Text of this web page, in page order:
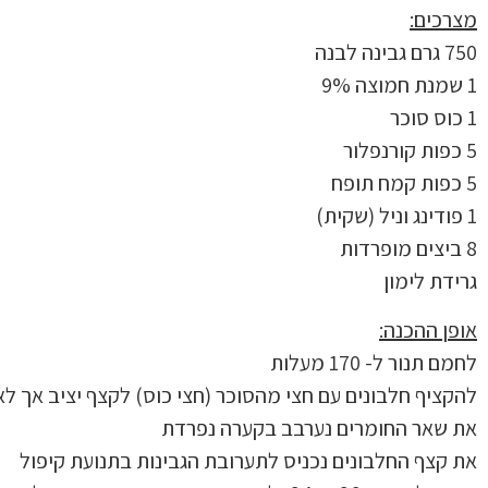
מצרכים:
750 גרם גבינה לבנה
1 שמנת חמוצה 9%
1 כוס סוכר
5 כפות קורנפלור
5 כפות קמח תופח
1 פודינג וניל (שקית)
8 ביצים מופרדות
גרידת לימון
אופן ההכנה:
לחמם תנור ל- 170 מעלות
להקציף חלבונים עם חצי מהסוכר (חצי כוס) לקצף יציב אך
את שאר החומרים נערבב בקערה נפרדת
את קצף החלבונים נכניס לתערובת הגבינות בתנועת קיפול